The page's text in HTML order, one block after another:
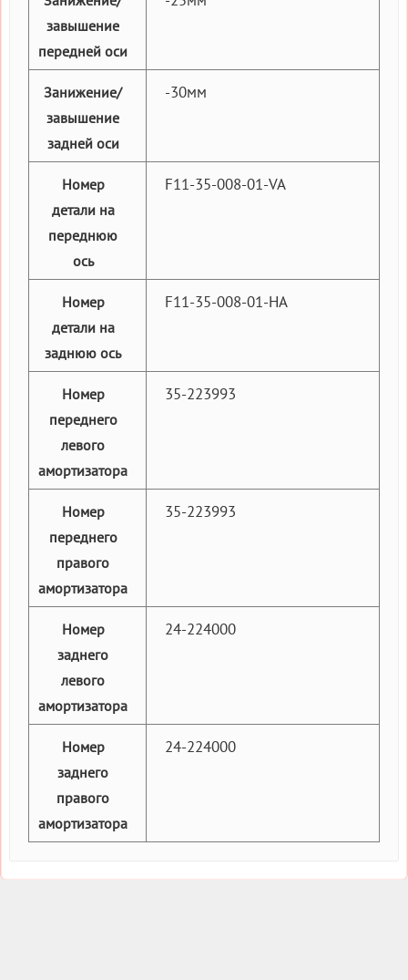
завышение
передней оси
Занижение/
завышение
задней оси
-30мм
Номер
детали на
переднюю
ось
F11-35-008-01-VA
Номер
детали на
заднюю ось
F11-35-008-01-HA
Номер
переднего
левого
амортизатора
35-223993
Номер
переднего
правого
амортизатора
35-223993
Номер
заднего
левого
амортизатора
24-224000
Номер
заднего
правого
амортизатора
24-224000